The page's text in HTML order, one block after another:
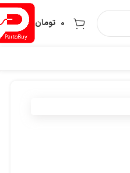
0 تومان